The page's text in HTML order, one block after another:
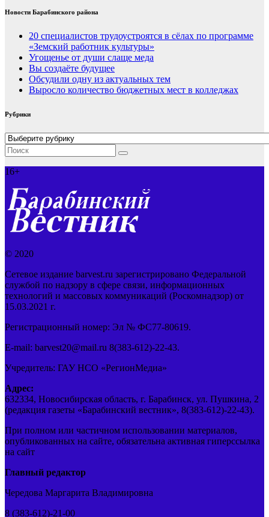
Новости Барабинского района
20 специалистов трудоустроятся в сёлах по программе
«Земский работник культуры»
Угощенье от души слаще меда
Вы создаёте будущее
Обсудили одну из актуальных тем
Выросло количество бюджетных мест в колледжах
Рубрики
Рубрики
16+
© 2020
Сетевое издание barvest.ru зарегистрировано Федеральной
службой по надзору в сфере связи, информационных
технологий и массовых коммуникаций (Роскомнадзор) от
15.03.2021 г.
Регистрационный номер: Эл № ФС77-80619.
E-mail: barvest20@mail.ru 8(383-612)-22-43.
Учредитель: ГАУ НСО «РегионМедиа»
Адрес:
632334, Новосибирская область, г. Барабинск, ул. Пушкина, 2
(редакция газеты «Барабинский вестник», 8(383-612)-22-43).
При полном или частичном использовании материалов,
опубликованных на сайте, обязательна активная гиперссылка
на сайт
Главный редактор
Чередова Маргарита Владимировна
8 (383-612)-21-00